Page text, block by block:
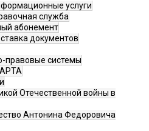
услуги
служба
абонемент
документов
правовые системы
Отечественной войны в
Антонина Федоровича